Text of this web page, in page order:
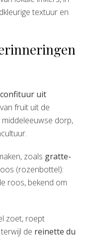
textuur en
uit
fruit uit de
dorp,
zoals gratte-
(rozenbottel):
roos, bekend om
zoet, roept
de reinette du